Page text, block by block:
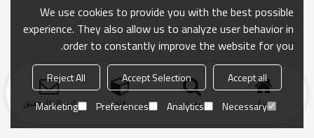
منزل بحث فئة ارسال التحقيق
We use cookies to provide you with the best possible
experience. They also allow us to analyze user behavior in
order to constantly improve the website for you.
Accept all
Accept Selection
Reject All
Necessary
Analytics
Preferences
Marketing